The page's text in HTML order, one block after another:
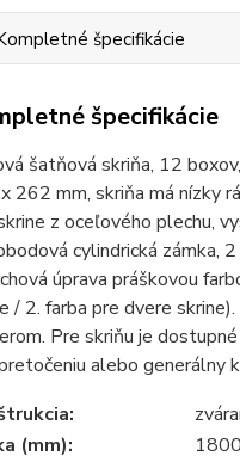
špecifikácie
špecifikácie
šatňová skriňa, 12
262 mm, skriňa má nízky
z oceľového plechu,
cylindrická zámka,
úprava práškovou
/ 2. farba pre dvere
Pre skriňu je
alebo generálny
(mm):
1800